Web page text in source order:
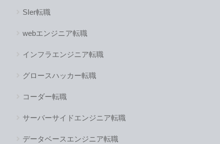
SIer転職
webエンジニア転職
インフラエンジニア転職
グロースハッカー転職
コーダー転職
サーバーサイドエンジニア転職
データベースエンジニア転職